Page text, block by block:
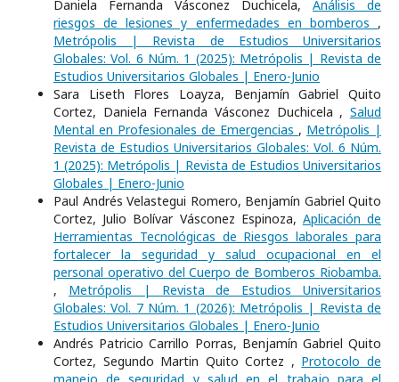
Daniela Fernanda Vásconez Duchicela, Análisis de
riesgos de lesiones y enfermedades en bomberos ,
Metrópolis | Revista de Estudios Universitarios
Globales: Vol. 6 Núm. 1 (2025): Metrópolis | Revista de
Estudios Universitarios Globales | Enero-Junio
Sara Liseth Flores Loayza, Benjamín Gabriel Quito
Cortez, Daniela Fernanda Vásconez Duchicela , Salud
Mental en Profesionales de Emergencias , Metrópolis |
Revista de Estudios Universitarios Globales: Vol. 6 Núm.
1 (2025): Metrópolis | Revista de Estudios Universitarios
Globales | Enero-Junio
Paul Andrés Velastegui Romero, Benjamín Gabriel Quito
Cortez, Julio Bolívar Vásconez Espinoza, Aplicación de
Herramientas Tecnológicas de Riesgos laborales para
fortalecer la seguridad y salud ocupacional en el
personal operativo del Cuerpo de Bomberos Riobamba.
, Metrópolis | Revista de Estudios Universitarios
Globales: Vol. 7 Núm. 1 (2026): Metrópolis | Revista de
Estudios Universitarios Globales | Enero-Junio
Andrés Patricio Carrillo Porras, Benjamín Gabriel Quito
Cortez, Segundo Martin Quito Cortez , Protocolo de